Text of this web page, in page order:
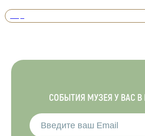
СОБЫТИЯ МУЗЕЯ У ВАС В